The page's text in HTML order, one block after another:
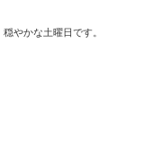
穏やかな土曜日です。